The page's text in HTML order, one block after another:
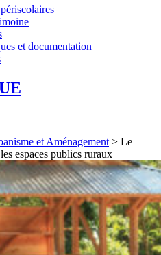
et documentation
et Aménagement > Le
espaces publics ruraux